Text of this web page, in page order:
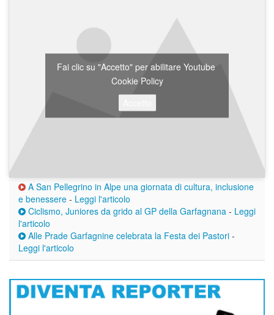
Fai clic su "Accetto" per abilitare Youtube
Cookie Policy
A San Pellegrino in Alpe una giornata di cultura, inclusione
e benessere - Leggi l'articolo
Ciclismo, Juniores da grido al GP della Garfagnana - Leggi
l'articolo
Alle Prade Garfagnine celebrata la Festa dei Pastori -
Leggi l'articolo